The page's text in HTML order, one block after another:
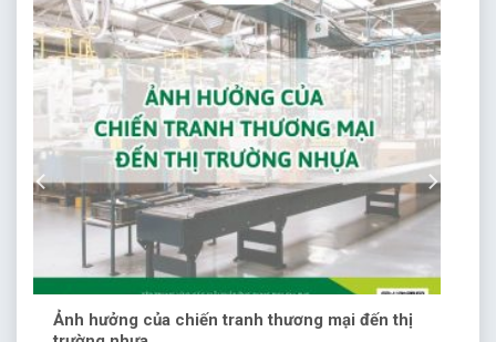
Ảnh hưởng của chiến tranh thương mại đến thị